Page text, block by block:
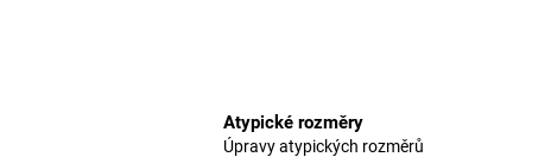
Atypické rozměry
Úpravy atypických rozměrů